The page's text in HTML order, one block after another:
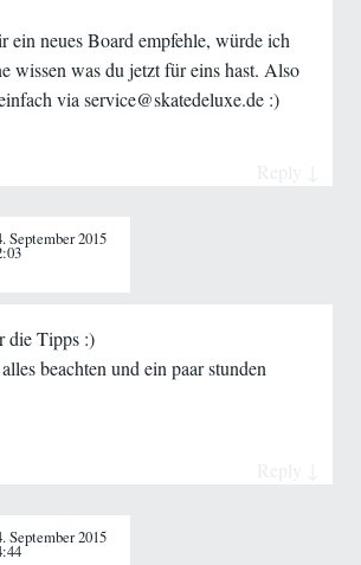
ein neues Board empfehle, würde ich
wissen was du jetzt für eins hast. Also
via service@skatedeluxe.de :)
September 2015
die Tipps :)
beachten und ein paar stunden
September 2015